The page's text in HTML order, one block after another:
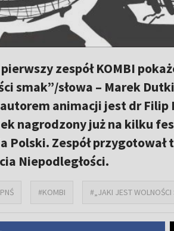
pierwszy zespół KOMBI
smak”/słowa – Marek
animacji jest dr Filip
nagrodzony już na kilku
Polski. Zespół
Niepodległości.
#KOMBI #„JAKI JEST WOLNOŚCI